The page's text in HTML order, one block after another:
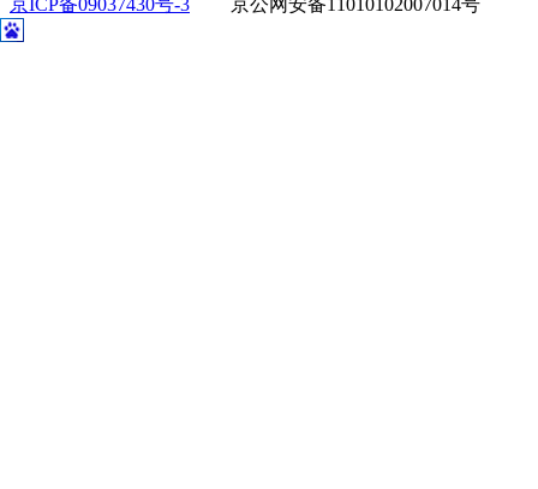
京ICP备09037430号-3
京公网安备11010102007014号